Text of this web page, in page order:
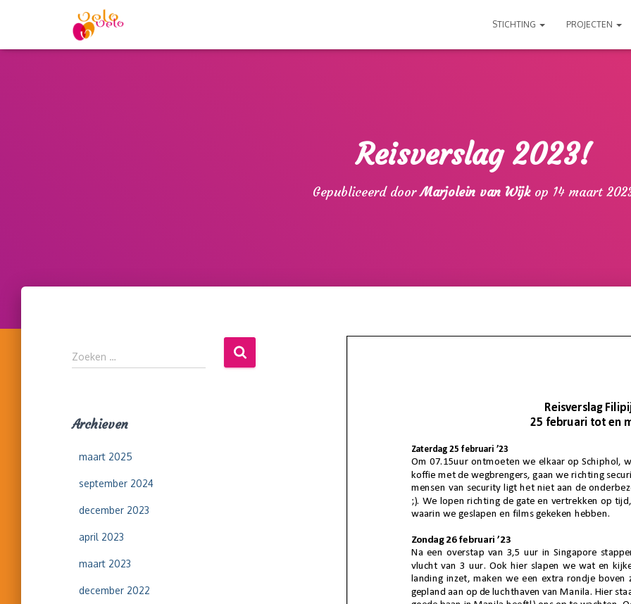
STICHTING PROJECTEN
Reisverslag 2023!
Gepubliceerd doorMarjolein van Wijkop 14 maart
Z
o
n
Zoeken …
Archieven
maart 2025
september 2024
december 2023
april 2023
maart 2023
december 2022